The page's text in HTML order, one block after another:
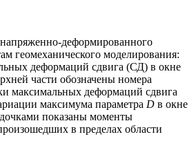
деформированного
геомеханического моделирования:
деформаций сдвига (СД) в окне
части обозначены номера
максимальных деформаций сдвига
максимума параметра D в окне
показаны моменты
в пределах области